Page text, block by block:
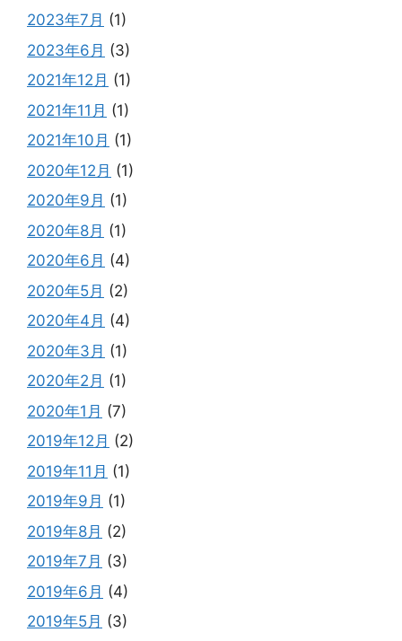
2023年7月 (1)
2023年6月 (3)
2021年12月 (1)
2021年11月 (1)
2021年10月 (1)
2020年12月 (1)
2020年9月 (1)
2020年8月 (1)
2020年6月 (4)
2020年5月 (2)
2020年4月 (4)
2020年3月 (1)
2020年2月 (1)
2020年1月 (7)
2019年12月 (2)
2019年11月 (1)
2019年9月 (1)
2019年8月 (2)
2019年7月 (3)
2019年6月 (4)
2019年5月 (3)